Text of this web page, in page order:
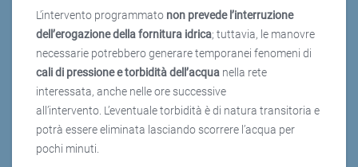
L’intervento programmato non prevede l’interruzione
dell’erogazione della fornitura idrica; tuttavia, le manovre
necessarie potrebbero generare temporanei fenomeni di
cali di pressione e torbidità dell’acqua nella rete
interessata, anche nelle ore successive
all’intervento. L’eventuale torbidità è di natura transitoria e
potrà essere eliminata lasciando scorrere l’acqua per
pochi minuti.